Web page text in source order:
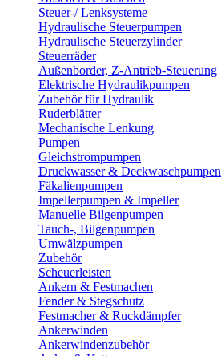
Steuer-/ Lenksysteme
Hydraulische Steuerpumpen
Hydraulische Steuerzylinder
Steuerräder
Außenborder, Z-Antrieb-Steuerung
Elektrische Hydraulikpumpen
Zubehör für Hydraulik
Ruderblätter
Mechanische Lenkung
Pumpen
Gleichstrompumpen
Druckwasser & Deckwaschpumpen
Fäkalienpumpen
Impellerpumpen & Impeller
Manuelle Bilgenpumpen
Tauch-, Bilgenpumpen
Umwälzpumpen
Zubehör
Scheuerleisten
Ankern & Festmachen
Fender & Stegschutz
Festmacher & Ruckdämpfer
Ankerwinden
Ankerwindenzubehör